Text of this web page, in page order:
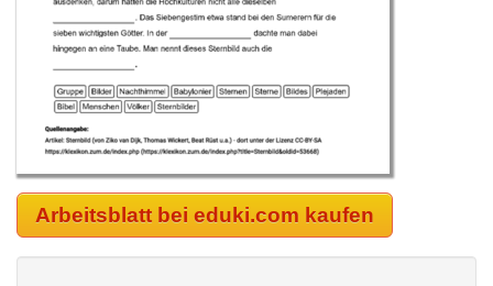
Arbeitsblatt bei eduki.com kaufen